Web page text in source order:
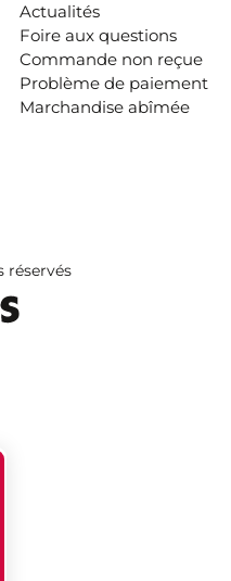
Actualités
Foire aux questions
Commande non reçue
Problème de paiement
Marchandise abîmée
réservés